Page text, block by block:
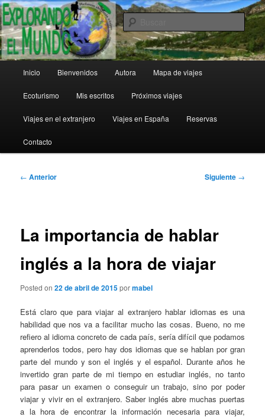
Ir
al
contenido
principalExplorando el Mundo
principal
Inicio Bienvenidos Autora Mapa de viajes
Ecoturismo Mis escritos Próximos viajes
Viajes en el extranjero Viajes en España Reservas
Contacto
Navegación
← Anterior Siguiente →
La importancia de hablar
inglés a la hora de viajar
Posted on22 de abril de 2015pormabel
Está claro que para viajar al extranjero hablar idiomas es una
habilidad que nos va a facilitar mucho las cosas. Bueno, no me
refiero al idioma concreto de cada país, sería difícil que podamos
aprenderlos todos, pero hay dos idiomas que se hablan por gran
parte del mundo y son el inglés y el español. Durante años he
invertido gran parte de mi tiempo en estudiar inglés, no tanto
para pasar un examen o conseguir un trabajo, sino por poder
viajar y vivir en el extranjero. Saber inglés abre muchas puertas
a la hora de encontrar la información necesaria para viajar,